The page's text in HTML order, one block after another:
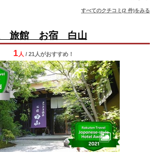
すべてのクチコミ(2 件)をみる
旅館 お宿 白山
1 人 / 21人がおすすめ！